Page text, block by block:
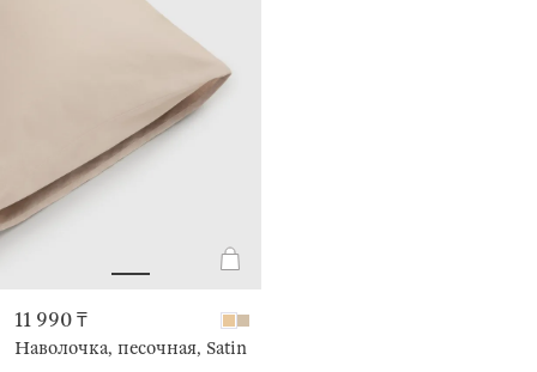
11 990 ₸
Наволочка, песочная, Satin